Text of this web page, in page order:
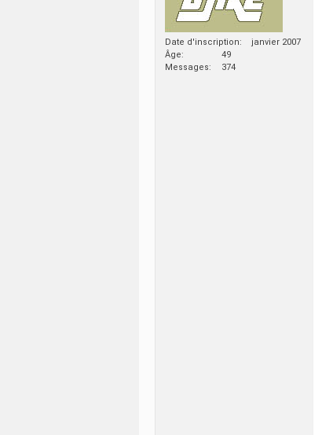
Date d'inscription
janvier 2007
Âge
49
Messages
374